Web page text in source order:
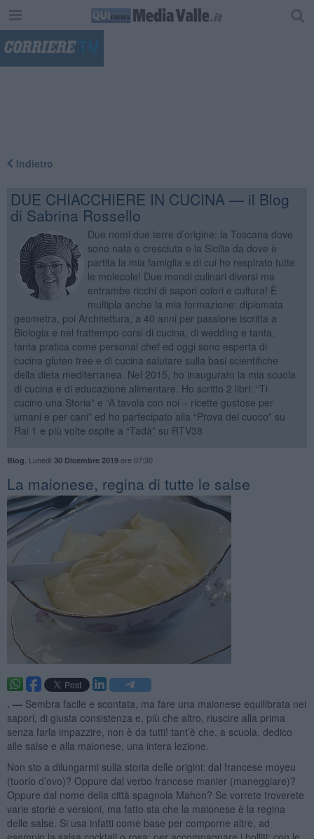
Indietro
DUE CHIACCHIERE IN CUCINA — il Blog
di Sabrina Rossello
Due nomi due terre d’origine: la Toscana dove
sono nata e cresciuta e la Sicilia da dove è
partita la mia famiglia e di cui ho respirato tutte
le molecole! Due mondi culinari diversi ma
entrambe ricchi di sapori colori e cultura! È
multipla anche la mia formazione: diplomata
geometra, poi Architettura, a 40 anni per passione iscritta a
Biologia e nel frattempo corsi di cucina, di wedding e tanta,
tanta pratica come personal chef ed oggi sono esperta di
cucina gluten free e di cucina salutare sulla basi scientifiche
della dieta mediterranea. Nel 2015, ho inaugurato la mia scuola
di cucina e di educazione alimentare. Ho scritto 2 libri: “Ti
cucino una Storia” e “A tavola con noi – ricette gustose per
umani e per cani” ed ho partecipato alla “Prova del cuoco” su
Rai 1 e più volte ospite a “Tadà” su RTV38
Blog Lunedì 30 Dicembre 2019ore 07:30
La maionese, regina di tutte le salse
. — Sembra facile e scontata, ma fare una maionese equilibrata nei
sapori, di giusta consistenza e, più che altro, riuscire alla prima
senza farla impazzire, non è da tutti! tant’è che, a scuola, dedico
alle salse e alla maionese, una intera lezione.
Non sto a dilungarmi sulla storia delle origini: dal francese moyeu
(tuorlo d’ovo)? Oppure dal verbo francese manier (maneggiare)?
Oppure dal nome della città spagnola Mahon? Se vorrete troverete
varie storie e versioni, ma fatto sta che la maionese è la regina
delle salse. Si usa infatti come base per comporne altre, ad